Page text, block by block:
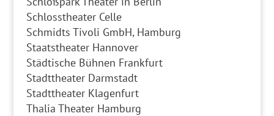
Schlosstheater Celle
Schmidts Tivoli GmbH, Hamburg
Staatstheater Hannover
Städtische Bühnen Frankfurt
Stadttheater Darmstadt
Stadttheater Klagenfurt
Thalia Theater Hamburg